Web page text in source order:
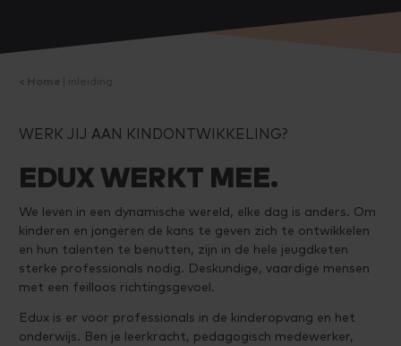
WERK JIJ AAN KINDONTWIKKELING?
EDUX WERKT MEE.
We leven in een dynamische wereld, elke dag is anders. Om
kinderen en jongeren de kans te geven zich te ontwikkelen
en hun talenten te benutten, zijn in de hele jeugdketen
sterke professionals nodig. Deskundige, vaardige mensen
met een feilloos richtingsgevoel.
Edux is er voor professionals in de kinderopvang en het
onderwijs. Ben je leerkracht, pedagogisch medewerker,